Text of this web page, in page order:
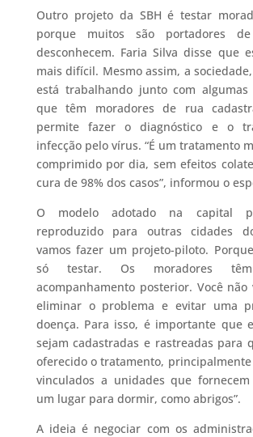
Outro projeto da SBH é testar
porque muitos são portadores
desconhecem. Faria Silva disse que
mais difícil. Mesmo assim, a
está trabalhando junto com algumas
que têm moradores de rua
permite fazer o diagnóstico e o
infecção pelo vírus. “É um tratamento
comprimido por dia, sem efeitos
cura de 98% dos casos”, informou o
O modelo adotado na capital
reproduzido para outras cidades
vamos fazer um projeto-piloto.
só testar. Os moradores
acompanhamento posterior. Você não
eliminar o problema e evitar uma
doença. Para isso, é importante que
sejam cadastradas e rastreadas para
oferecido o tratamento,
vinculados a unidades que
um lugar para dormir, como abrigos”.
A ideia é negociar com os